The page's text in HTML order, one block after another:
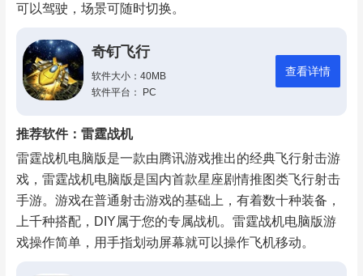
可以驾驶，场景可随时切换。
奇钉飞行
软件大小：40MB
软件平台： PC
查看详情
推荐软件：雷霆战机
雷霆战机电脑版是一款由腾讯游戏推出的经典飞行射击游
戏，雷霆战机电脑版是国内首款星座剧情推图类飞行射击
手游。游戏在普通射击游戏的基础上，有着数十种装备，
上千种搭配，DIY属于您的专属战机。雷霆战机电脑版游
戏操作简单，用手指划动屏幕就可以操作飞机移动。